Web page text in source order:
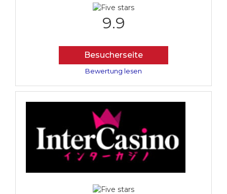
9.9
Besucherseite
Bewertung lesen